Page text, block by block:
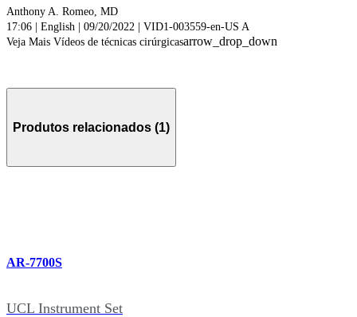
Anthony A. Romeo, MD
17:06 | English | 09/20/2022 | VID1-003559-en-US A
Veja Mais Vídeos de técnicas cirúrgicasarrow_drop_down
Produtos relacionados (1)
AR-7700S
UCL Instrument Set